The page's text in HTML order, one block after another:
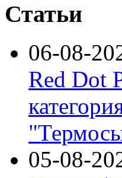
Статьи
06-08-
Red Dot
05-08-